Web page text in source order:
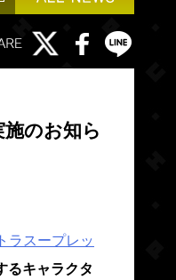
のお知ら
ラスープレッ
るキャラクタ